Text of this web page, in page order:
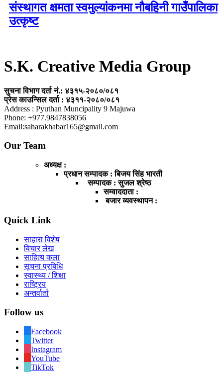
संस्थागत क्षमता स्वमुल्यांकनमा नौबहिनी गाउँपालिका
उत्कृष्ट
S.K. Creative Media Group
सुचना विभाग दर्ता नं.: ४३१५-२०८०/०८१
प्रेस काउन्सिल दर्ता : ४३११-२०८०/०८१
Address : Pyuthan Muncipality 9 Majuwa
Phone: +977.9847838056
Email:saharakhabar165@gmail.com
Our Team
अध्यक्ष :
प्रधान सम्पादक : बिजय सिंह भारती
सम्पादक : सुजल श्रेष्ठ
सम्वाददाता :
बजार व्यवस्थापन :
Quick Link
साहारा विशेष
बिचार लेख
साहित्य कला
सूचना प्रबिधि
स्वास्थ्य / शिक्षा
राष्ट्रिय
अन्तर्वार्ता
Follow us
Facebook
Twitter
Instagram
YouTube
TikTok